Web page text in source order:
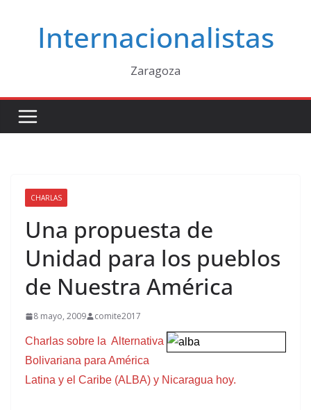
contenidoInternacionalistas
Zaragoza
CHARLAS
Una propuesta de
Unidad para los pueblos
de Nuestra América
8 mayo, 2009 comite2017
Charlas sobre la Alternativa
Bolivariana para América
Latina y el Caribe (ALBA) y Nicaragua hoy.